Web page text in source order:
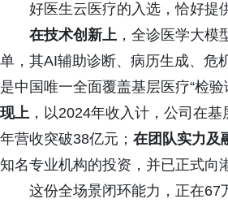
好医生云医疗的入选，恰好提
在技术创新上 ，全诊医学大
单，其AI辅助诊断、病历生成、危
是中国唯一全面覆盖基层医疗“检
现上 ，以2024年收入计，公司在
年营收突破38亿元； 在团队实力及
知名专业机构的投资，并已正式向
这份全场景闭环能力，正在67